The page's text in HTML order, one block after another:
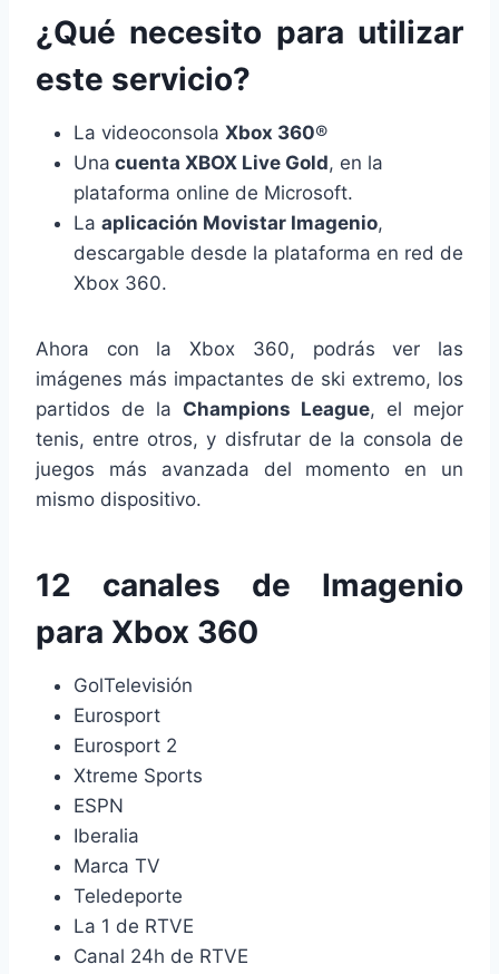
¿Qué necesito para utilizar
este servicio?
La videoconsola Xbox 360®
Una cuenta XBOX Live Gold, en la
plataforma online de Microsoft.
La aplicación Movistar Imagenio,
descargable desde la plataforma en red de
Xbox 360.
Ahora con la Xbox 360, podrás ver las
imágenes más impactantes de ski extremo, los
partidos de la Champions League, el mejor
tenis, entre otros, y disfrutar de la consola de
juegos más avanzada del momento en un
mismo dispositivo.
12 canales de Imagenio
para Xbox 360
GolTelevisión
Eurosport
Eurosport 2
Xtreme Sports
ESPN
Iberalia
Marca TV
Teledeporte
La 1 de RTVE
Canal 24h de RTVE